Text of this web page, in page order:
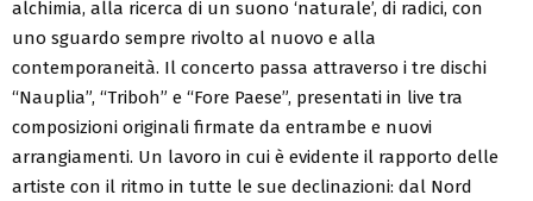
alchimia, alla ricerca di un suono ‘naturale’, di radici, con
uno sguardo sempre rivolto al nuovo e alla
contemporaneità. Il concerto passa attraverso i tre dischi
“Nauplia”, “Triboh” e “Fore Paese”, presentati in live tra
composizioni originali firmate da entrambe e nuovi
arrangiamenti. Un lavoro in cui è evidente il rapporto delle
artiste con il ritmo in tutte le sue declinazioni: dal Nord